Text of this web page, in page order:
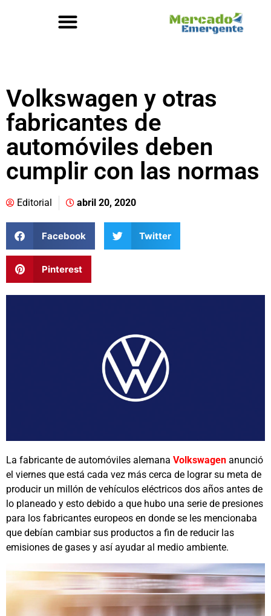
Volkswagen y otras
fabricantes de
automóviles deben
cumplir con las normas
Editorial abril 20, 2020
Facebook Twitter
Pinterest
La fabricante de automóviles alemana Volkswagen anunció
el viernes que está cada vez más cerca de lograr su meta de
producir un millón de vehículos eléctricos dos años antes de
lo planeado y esto debido a que hubo una serie de presiones
para los fabricantes europeos en donde se les mencionaba
que debían cambiar sus productos a fin de reducir las
emisiones de gases y así ayudar al medio ambiente.